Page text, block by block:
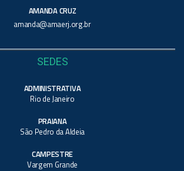
AMANDA CRUZ
amanda@amaerj.org.br
SEDES
ADMINISTRATIVA
Rio de Janeiro
PRAIANA
São Pedro da Aldeia
CAMPESTRE
Vargem Grande